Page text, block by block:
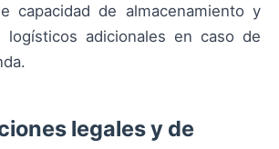
capacidad de almacenamiento y
logísticos adicionales en caso de
legales y de